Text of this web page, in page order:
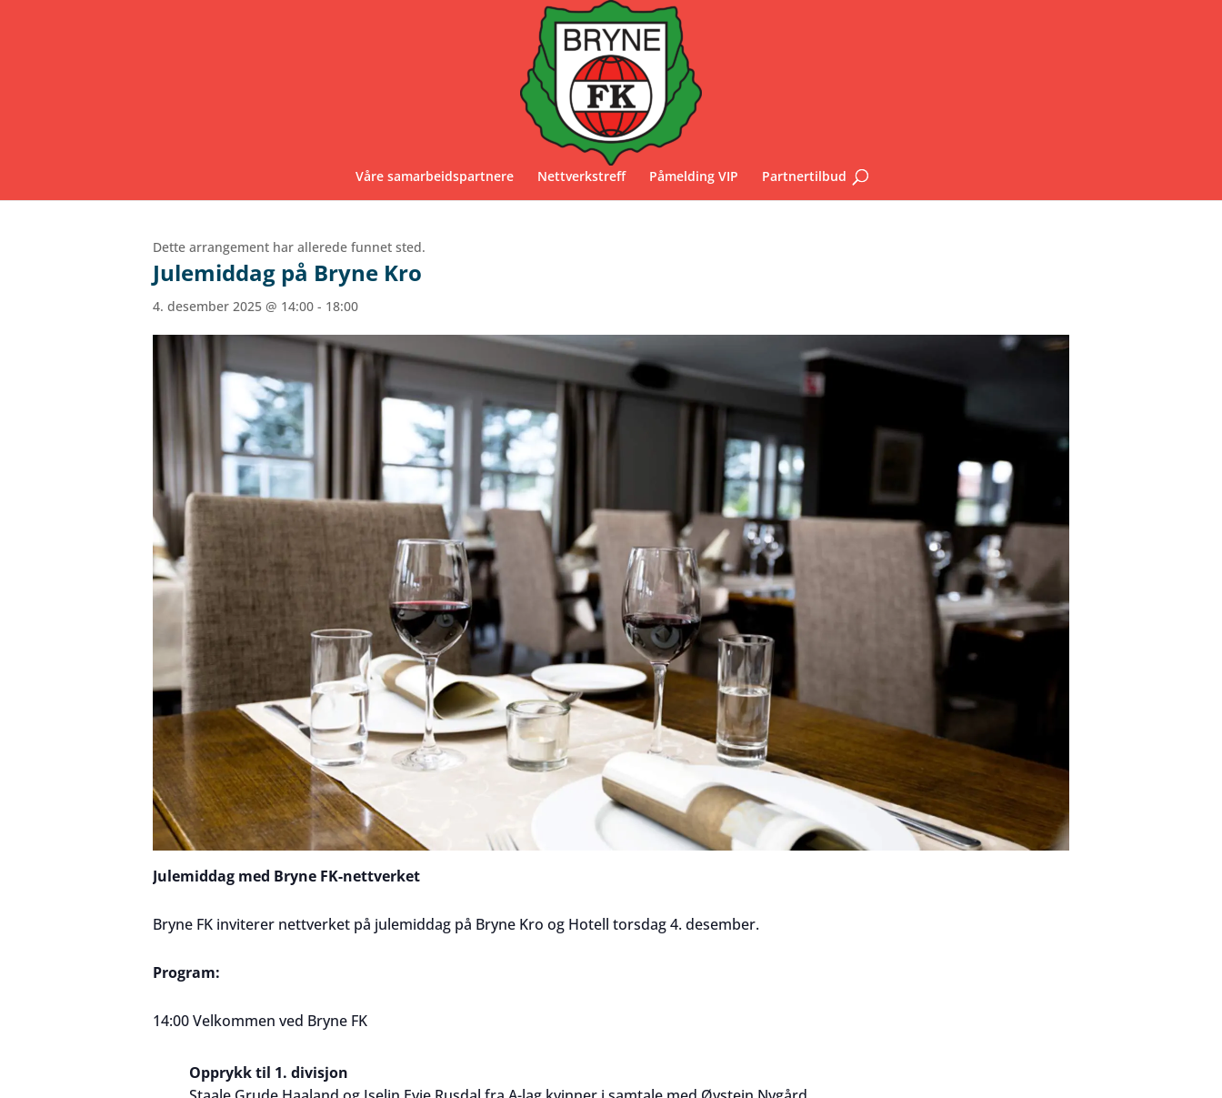
Våre samarbeidspartnere Nettverkstreff Påmelding VIP Partnertilbud
Dette arrangement har allerede funnet sted.
Julemiddag på Bryne Kro
4. desember 2025 @ 14:00 - 18:00
Julemiddag med Bryne FK-nettverket
Bryne FK inviterer nettverket på julemiddag på Bryne Kro og Hotell torsdag 4. desember.
Program:
14:00 Velkommen ved Bryne FK
Opprykk til 1. divisjon